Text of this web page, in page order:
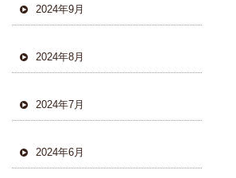
2024年9月
2024年8月
2024年7月
2024年6月